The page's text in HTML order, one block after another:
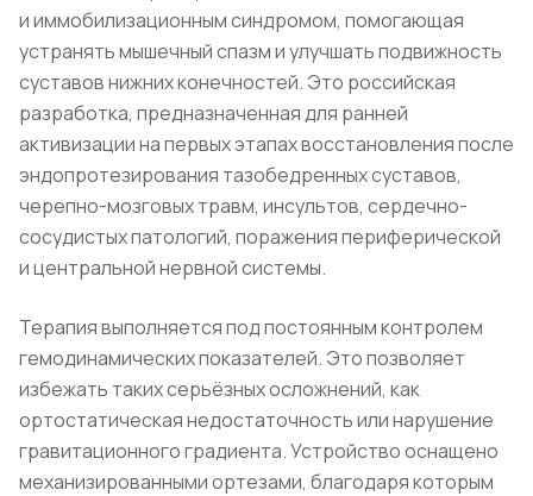
и иммобилизационным синдромом, помогающая
устранять мышечный спазм и улучшать подвижность
суставов нижних конечностей. Это российская
разработка, предназначенная для ранней
активизации на первых этапах восстановления после
эндопротезирования тазобедренных суставов,
черепно-мозговых травм, инсультов, сердечно-
сосудистых патологий, поражения периферической
и центральной нервной системы.
Терапия выполняется под постоянным контролем
гемодинамических показателей. Это позволяет
избежать таких серьёзных осложнений, как
ортостатическая недостаточность или нарушение
гравитационного градиента. Устройство оснащено
механизированными ортезами, благодаря которым